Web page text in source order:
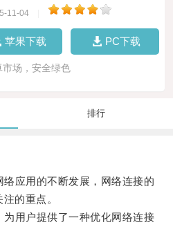
11-04
苹果下载 PC下载
市场，安全绿色
排行
应用的不断发展，网络连接的
的重点。
用户提供了一种优化网络连接